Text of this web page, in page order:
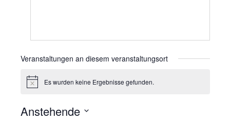
Veranstaltungen an diesem veranstaltungsort
HinweisEs wurden keine Ergebnisse gefunden.
Anstehende